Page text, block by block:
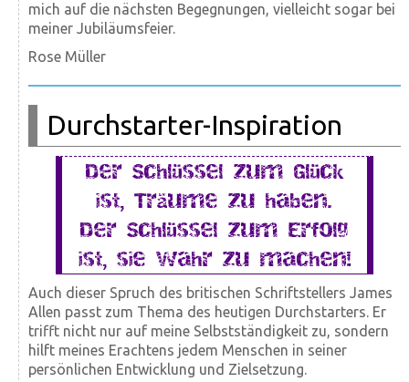
mich auf die nächsten Begegnungen, vielleicht sogar bei
meiner Jubiläumsfeier.
Rose Müller
Durchstarter-Inspiration
Der Schlüssel zum Glück
ist, Träume zu haben.
Der Schlüssel zum Erfolg
ist, sie wahr zu machen!
Auch dieser Spruch des britischen Schriftstellers James
Allen passt zum Thema des heutigen Durchstarters. Er
trifft nicht nur auf meine Selbstständigkeit zu, sondern
hilft meines Erachtens jedem Menschen in seiner
persönlichen Entwicklung und Zielsetzung.